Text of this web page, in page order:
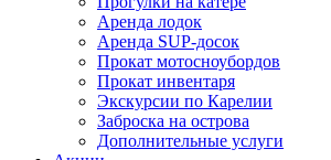
Аренда лодок
Аренда SUP-досок
Прокат мотосноубордов
Прокат инвентаря
Экскурсии по Карелии
Заброска на острова
Дополнительные услуги